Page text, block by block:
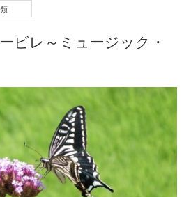
ビレ～ミュージック・